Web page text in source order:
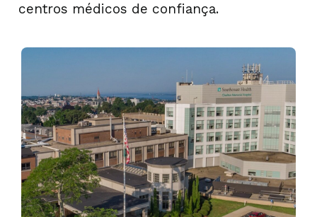
centros médicos de confiança.